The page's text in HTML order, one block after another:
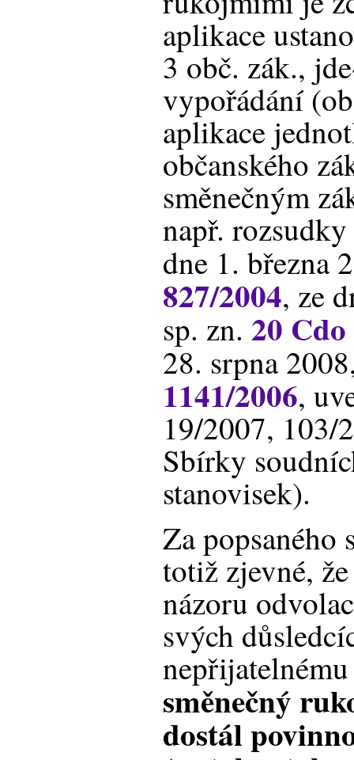
aplikace
3 obč. zák.,
vypořádání
aplikace
občanského
směnečným
např.
dne 1. března
827/2004, ze
sp. zn.20
28. srpna
1141/2006,
19/2007, 103/
Sbírky
stanovisek).
Za popsaného
totiž zjevné,
názoru
svých
směnečný
dostál